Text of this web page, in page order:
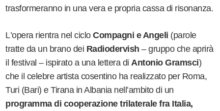
trasformeranno in una vera e propria cassa di risonanza.
L’opera rientra nel cicloCompagni e Angeli (parole
tratte da un brano dei Radiodervish – gruppo che aprirà
il festival – ispirato a una lettera di Antonio Gramsci)
che il celebre artista cosentino ha realizzato per Roma,
Turi (Bari) e Tirana in Albania nell’ambito di un
programma di cooperazione trilaterale fra Italia,